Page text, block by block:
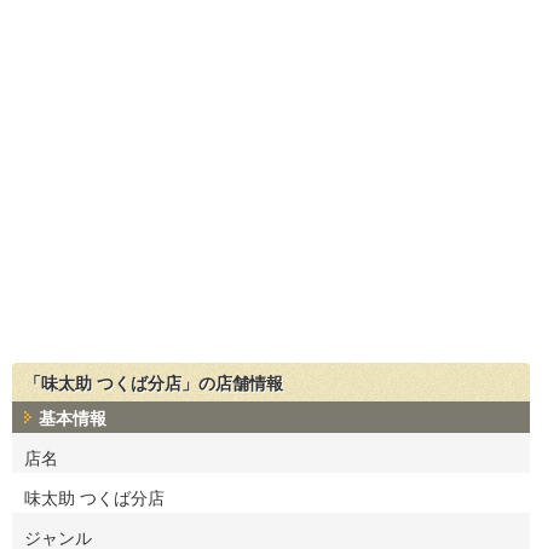
「味太助 つくば分店」の店舗情報
基本情報
店名
味太助 つくば分店
ジャンル